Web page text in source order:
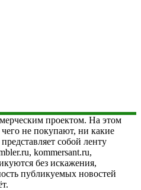
проектом. На этом
не покупают, ни какие
собой ленту
kommersant.ru,
без искажения,
публикуемых новостей